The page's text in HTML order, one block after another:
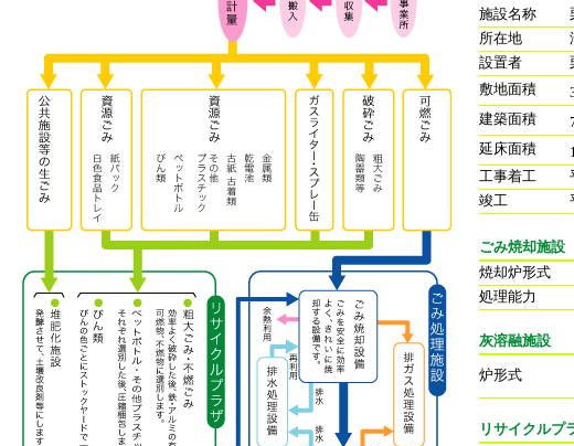
施設名称
所在地
設置者
敷地面積
建築面積
延床面積
工事着工
竣工
ごみ焼却施設
焼却炉形式
処理能力
灰溶融施設
炉形式
リサイクルプ